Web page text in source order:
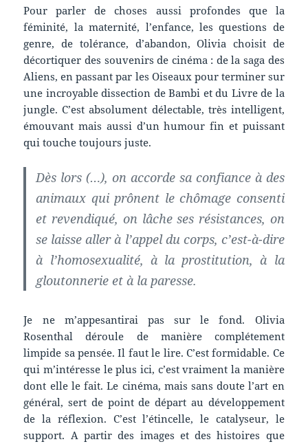
Pour parler de choses aussi profondes que la
féminité, la maternité, l’enfance, les questions de
genre, de tolérance, d’abandon, Olivia choisit de
décortiquer des souvenirs de cinéma : de la saga des
Aliens, en passant par les Oiseaux pour terminer sur
une incroyable dissection de Bambi et du Livre de la
jungle. C’est absolument délectable, très intelligent,
émouvant mais aussi d’un humour fin et puissant
qui touche toujours juste.
Dès lors (…), on accorde sa confiance à des
animaux qui prônent le chômage consenti
et revendiqué, on lâche ses résistances, on
se laisse aller à l’appel du corps, c’est-à-dire
à l’homosexualité, à la prostitution, à la
gloutonnerie et à la paresse.
Je ne m’appesantirai pas sur le fond. Olivia
Rosenthal déroule de manière complétement
limpide sa pensée. Il faut le lire. C’est formidable. Ce
qui m’intéresse le plus ici, c’est vraiment la manière
dont elle le fait. Le cinéma, mais sans doute l’art en
général, sert de point de départ au développement
de la réflexion. C’est l’étincelle, le catalyseur, le
support. A partir des images et des histoires que